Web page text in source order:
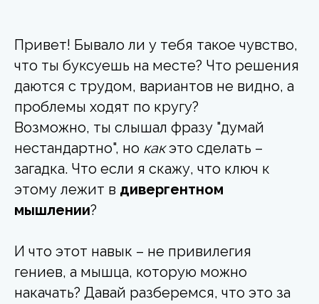
Привет! Бывало ли у тебя такое чувство,
что ты буксуешь на месте? Что решения
даются с трудом, вариантов не видно, а
проблемы ходят по кругу?
Возможно, ты слышал фразу "думай
нестандартно", но какэто сделать –
загадка. Что если я скажу, что ключ к
этому лежит в дивергентном
мышлении?
И что этот навык – не привилегия
гениев, а мышца, которую можно
накачать? Давай разберемся, что это за